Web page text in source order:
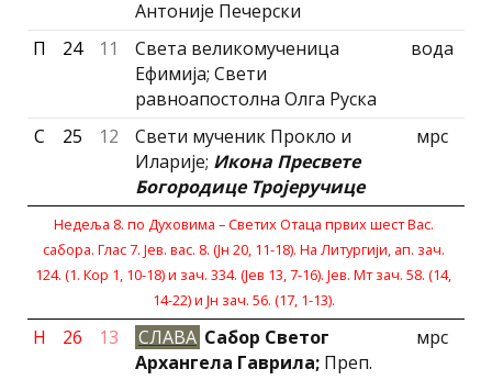
Антоније Печерски
П
24 11
Света великомученица
Ефимија; Свети
равноапостолна Олга Руска
вода
С 25 12
Свети мученик Прокло и
Иларије; Икона Пресвете
Богородице Тројеручице
мрс
Недеља 8. по Духовима – Светих Отаца првих шест Вас.
сабора. Глас 7. Јев. вас. 8. (Јн 20, 11-18). На Литургиjи, ап. зач.
124. (1. Кор 1, 10-18) и зач. 334. (Jев 13, 7-16). Јев. Мт зач. 58. (14,
14-22) и Jн зач. 56. (17, 1-13).
Н 26 13 СЛАВА Сабор Светог
Архангела Гаврила; Преп.
мрс